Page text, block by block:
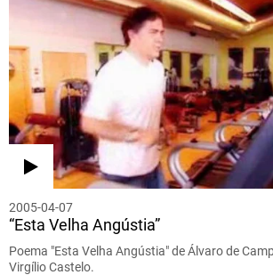
2005-04-07
“Esta Velha Angústia”
Poema "Esta Velha Angústia" de Álvaro de
Virgílio Castelo.